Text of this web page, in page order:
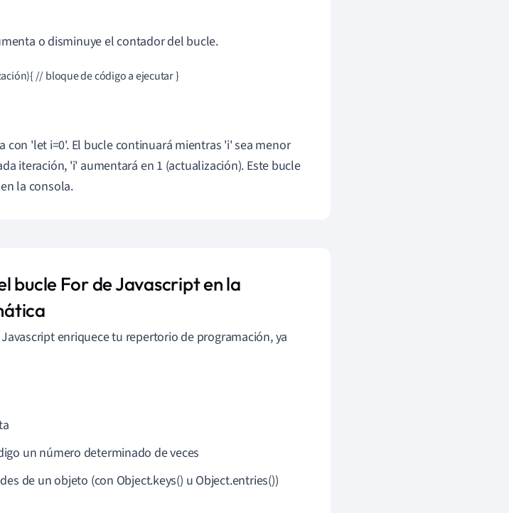
o disminuye el contador del bucle.
// bloque de código a ejecutar }
con 'let i=0'. El bucle continuará mientras 'i' sea menor
iteración, 'i' aumentará en 1 (actualización). Este bucle
la consola.
bucle For de Javascript en la
enriquece tu repertorio de programación, ya
un número determinado de veces
de un objeto (con Object.keys() u Object.entries())